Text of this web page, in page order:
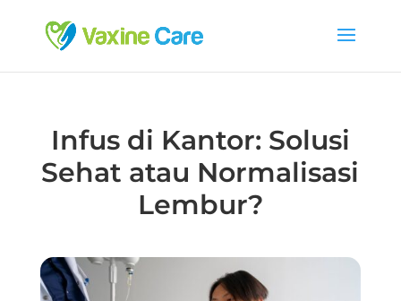
Infus di Kantor: Solusi
Sehat atau Normalisasi
Lembur?